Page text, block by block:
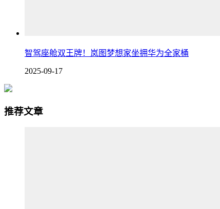
智驾座舱双王牌！岚图梦想家坐拥华为全家桶
2025-09-17
推荐文章